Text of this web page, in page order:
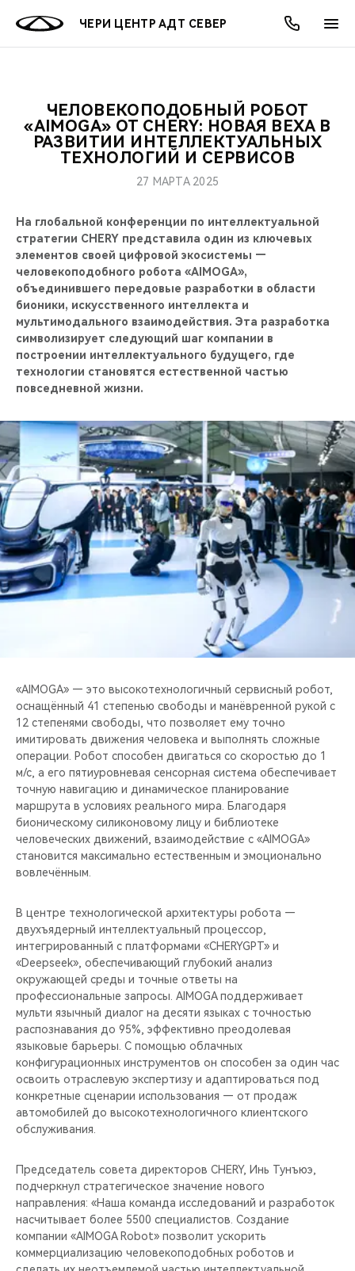
ЧЕРИ ЦЕНТР АДТ СЕВЕР
МОДЕЛИ
ВСЕ МОДЕЛИ
СЕДАНЫ
НОВИНКИ
ПОКУПАТЕЛЯМ
ВЫБОР И ПОКУПКА
ВЛАДЕЛЬЦАМ
ПОДДЕРЖКА
CHERY CONNECT
МИР CHERY
АКСЕССУАРЫ
CHERY В СОЦСЕТЯХ
ЛЮДИ CHERY
CHERY REMOTE
CHERY И СПОРТ
НАШИ МЕРОПРИЯТИЯ
ВИДЕООБЗОРЫ
CHERY ДЛЯ ДЕТЕЙ
АКЦИИ
ВЫГОДЫ И АКЦИИ
ОНЛАЙН СЕРВИСЫ
ВЫБОР И ПОКУПКА
О КОМПАНИИ
ЧЕЛОВЕКОПОДОБНЫЙ РОБОТ
«AIMOGA» ОТ CHERY: НОВАЯ ВЕХА В
РАЗВИТИИ ИНТЕЛЛЕКТУАЛЬНЫХ
ТЕХНОЛОГИЙ И СЕРВИСОВ
27 МАРТА 2025
На глобальной конференции по интеллектуальной
стратегии CHERY представила один из ключевых
элементов своей цифровой экосистемы —
человекоподобного робота «AIMOGA»,
объединившего передовые разработки в области
бионики, искусственного интеллекта и
мультимодального взаимодействия. Эта разработка
символизирует следующий шаг компании в
построении интеллектуального будущего, где
технологии становятся естественной частью
повседневной жизни.
«AIMOGA» — это высокотехнологичный сервисный робот,
оснащённый 41 степенью свободы и манёвренной рукой с
12 степенями свободы, что позволяет ему точно
имитировать движения человека и выполнять сложные
операции. Робот способен двигаться со скоростью до 1
м/с, а его пятиуровневая сенсорная система обеспечивает
точную навигацию и динамическое планирование
маршрута в условиях реального мира. Благодаря
бионическому силиконовому лицу и библиотеке
человеческих движений, взаимодействие с «AIMOGA»
становится максимально естественным и эмоционально
вовлечённым.
В центре технологической архитектуры робота —
двухъядерный интеллектуальный процессор,
интегрированный с платформами «CHERYGPT» и
«Deepseek», обеспечивающий глубокий анализ
окружающей среды и точные ответы на
профессиональные запросы. AIMOGA поддерживает
мульти язычный диалог на десяти языках с точностью
распознавания до 95%, эффективно преодолевая
языковые барьеры. С помощью облачных
конфигурационных инструментов он способен за один час
освоить отраслевую экспертизу и адаптироваться под
конкретные сценарии использования — от продаж
автомобилей до высокотехнологичного клиентского
обслуживания.
Председатель совета директоров CHERY, Инь Тунъюэ,
подчеркнул стратегическое значение нового
направления: «Наша команда исследований и разработок
насчитывает более 5500 специалистов. Создание
компании «AIMOGA Robot» позволит ускорить
коммерциализацию человекоподобных роботов и